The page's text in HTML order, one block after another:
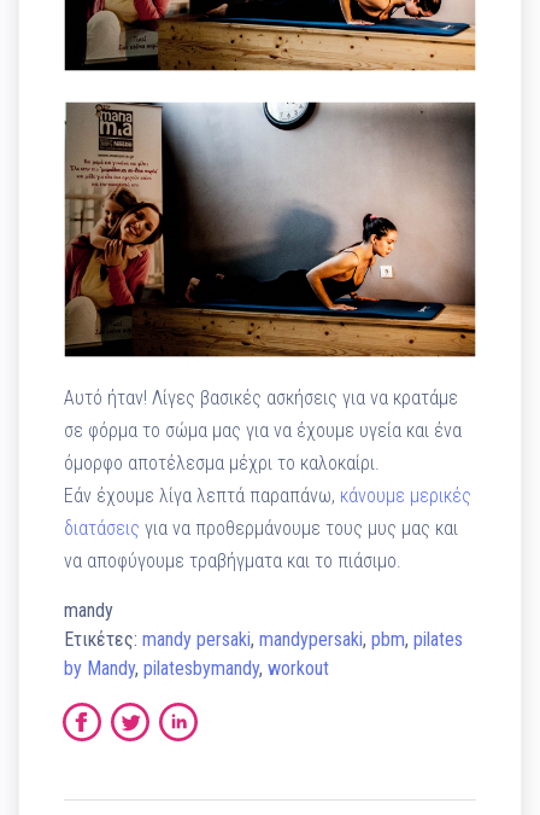
Αυτό ήταν! Λίγες βασικές ασκήσεις για να κρατάμε
σε φόρμα το σώμα μας για να έχουμε υγεία και ένα
όμορφο αποτέλεσμα μέχρι το καλοκαίρι.
Εάν έχουμε λίγα λεπτά παραπάνω, κάνουμε μερικές
διατάσεις για να προθερμάνουμε τους μυς μας και
να αποφύγουμε τραβήγματα και το πιάσιμο.
mandy
Ετικέτες:mandy persaki,mandypersaki,pbm,pilates
by Mandy,pilatesbymandy,workout